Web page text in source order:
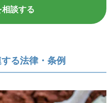
談する
る法律・条例